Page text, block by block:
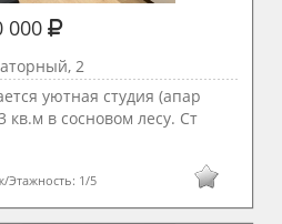
000
2
уютная студия (апар
в сосновом лесу. Ст
Этажность: 1/5